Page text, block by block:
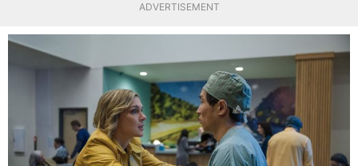
ADVERTISEMENT